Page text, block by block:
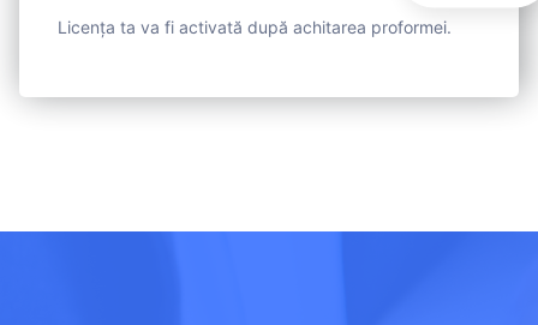
Licența ta va fi activată după achitarea proformei.